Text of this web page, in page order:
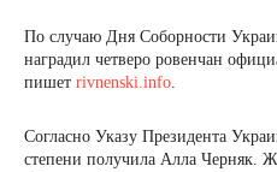
По случаю Дня Соборности
наградил четверо ровенчан
пишет rivnenski.info.
Согласно Указу Президента
степени получила Алла Черняк.